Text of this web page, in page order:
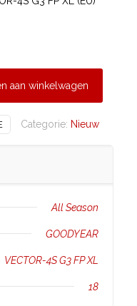
aan winkelwagen
Categorie: Nieuw
All Season
GOODYEAR
VECTOR-4S G3 FP XL
18